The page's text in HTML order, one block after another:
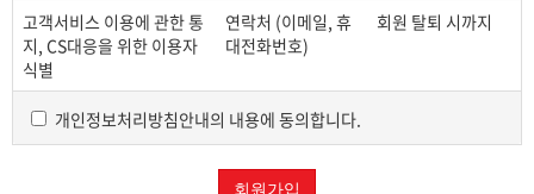
고 편리하게 다가갈 수 있도록 홈페이지를 마련하였으며,
애드컬리지와 관련이 없는 글 게재
비하 등 해를 끼치는 경우 이를 삭제하거나 이후 홈페이
지 이용에 제한을 받을 수 있습니다.
으며, 게시글 게재 및 필요한 범위 내에서 사용, 저장, 수
고객서비스 이용에 관한 통
지, CS대응을 위한 이용자
식별
연락처 (이메일, 휴
대전화번호)
회원 탈퇴 시까지
개인정보처리방침안내의 내용에 동의합니다.
회원가입